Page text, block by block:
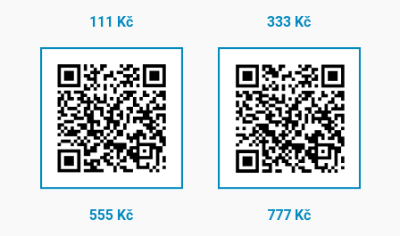
111 Kč 333 Kč
555 Kč 777 Kč